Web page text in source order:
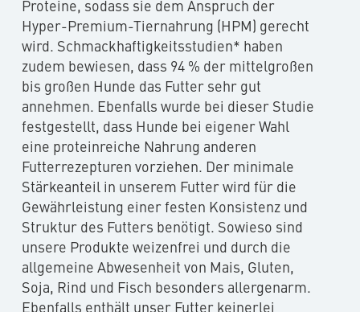
Proteine, sodass sie dem Anspruch der
Hyper-Premium-Tiernahrung (HPM) gerecht
wird. Schmackhaftigkeitsstudien* haben
zudem bewiesen, dass 94 % der mittelgroßen
bis großen Hunde das Futter sehr gut
annehmen. Ebenfalls wurde bei dieser Studie
festgestellt, dass Hunde bei eigener Wahl
eine proteinreiche Nahrung anderen
Futterrezepturen vorziehen. Der minimale
Stärkeanteil in unserem Futter wird für die
Gewährleistung einer festen Konsistenz und
Struktur des Futters benötigt. Sowieso sind
unsere Produkte weizenfrei und durch die
allgemeine Abwesenheit von Mais, Gluten,
Soja, Rind und Fisch besonders allergenarm.
Ebenfalls enthält unser Futter keinerlei